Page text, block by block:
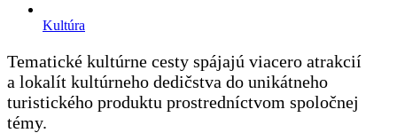
Kultúra
Tematické kultúrne cesty spájajú viacero atrakcií
a lokalít kultúrneho dedičstva do unikátneho
turistického produktu prostredníctvom spoločnej
témy.